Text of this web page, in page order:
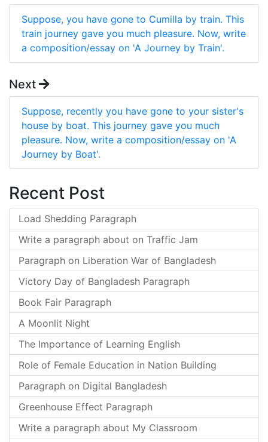
Suppose, you have gone to Cumilla by train. This
train journey gave you much pleasure. Now, write
a composition/essay on 'A Journey by Train'.
Next
Suppose, recently you have gone to your sister's
house by boat. This journey gave you much
pleasure. Now, write a composition/essay on 'A
Journey by Boat'.
Recent Post
Load Shedding Paragraph
Write a paragraph about on Traffic Jam
Paragraph on Liberation War of Bangladesh
Victory Day of Bangladesh Paragraph
Book Fair Paragraph
A Moonlit Night
The Importance of Learning English
Role of Female Education in Nation Building
Paragraph on Digital Bangladesh
Greenhouse Effect Paragraph
Write a paragraph about My Classroom